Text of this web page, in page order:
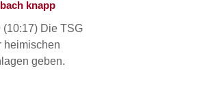
knapp
Die TSG
heimischen
geben.